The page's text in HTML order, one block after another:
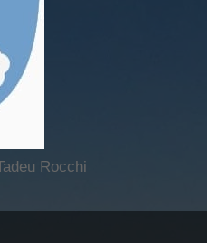
Rocchi